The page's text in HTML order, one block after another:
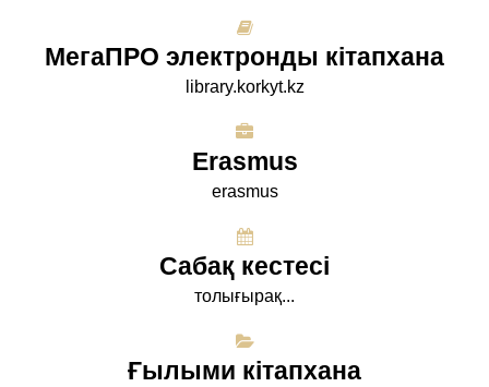
МегаПРО электронды кітапхана
library.korkyt.kz
Erasmus
erasmus
Сабақ кестесі
толығырақ...
Ғылыми кітапхана